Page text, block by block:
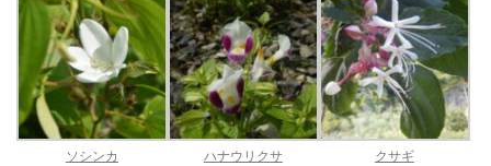
ソシンカ ハナウリクサ クサギ